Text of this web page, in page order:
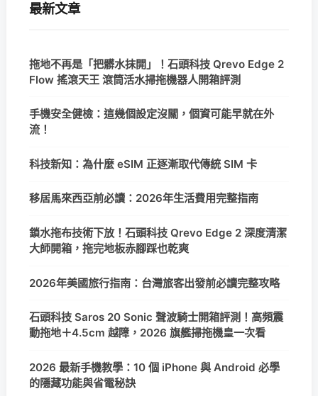
最新文章
拖地不再是「把髒水抹開」！石頭科技 Qrevo Edge 2
Flow 搖滾天王 滾筒活水掃拖機器人開箱評測
手機安全健檢：這幾個設定沒關，個資可能早就在外
流！
科技新知：為什麼 eSIM 正逐漸取代傳統 SIM 卡
移居馬來西亞前必讀：2026年生活費用完整指南
鎖水拖布技術下放！石頭科技 Qrevo Edge 2 深度清潔
大師開箱，拖完地板赤腳踩也乾爽
2026年美國旅行指南：台灣旅客出發前必讀完整攻略
石頭科技 Saros 20 Sonic 聲波騎士開箱評測！高頻震
動拖地＋4.5cm 越障，2026 旗艦掃拖機皇一次看
2026 最新手機教學：10 個 iPhone 與 Android 必學
的隱藏功能與省電秘訣